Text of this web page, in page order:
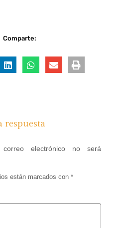
Comparte:
respuesta
electrónico no será
están marcados con *